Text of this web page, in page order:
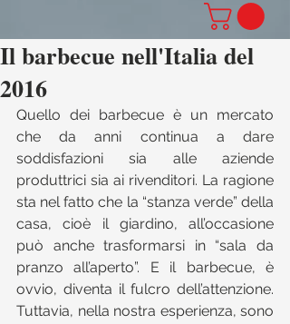
Il barbecue nell'Italia del
2016
Quello dei barbecue è un mercato
che da anni continua a dare
soddisfazioni sia alle aziende
produttrici sia ai rivenditori. La ragione
sta nel fatto che la “stanza verde” della
casa, cioè il giardino, all’occasione
può anche trasformarsi in “sala da
pranzo all’aperto”. E il barbecue, è
ovvio, diventa il fulcro dell’attenzione.
Tuttavia, nella nostra esperienza, sono